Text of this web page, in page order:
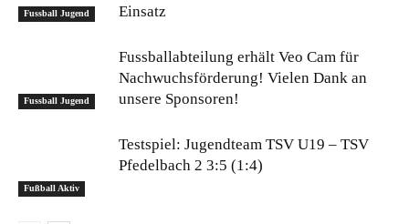
Fussball Jugend
Einsatz
Fussball Jugend
Fussballabteilung erhält Veo Cam für
Nachwuchsförderung! Vielen Dank an
unsere Sponsoren!
Fußball Aktiv
Testspiel: Jugendteam TSV U19 – TSV
Pfedelbach 2 3:5 (1:4)